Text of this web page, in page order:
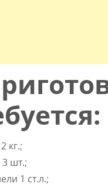
кг.;
шт.;
1 ст.л.;